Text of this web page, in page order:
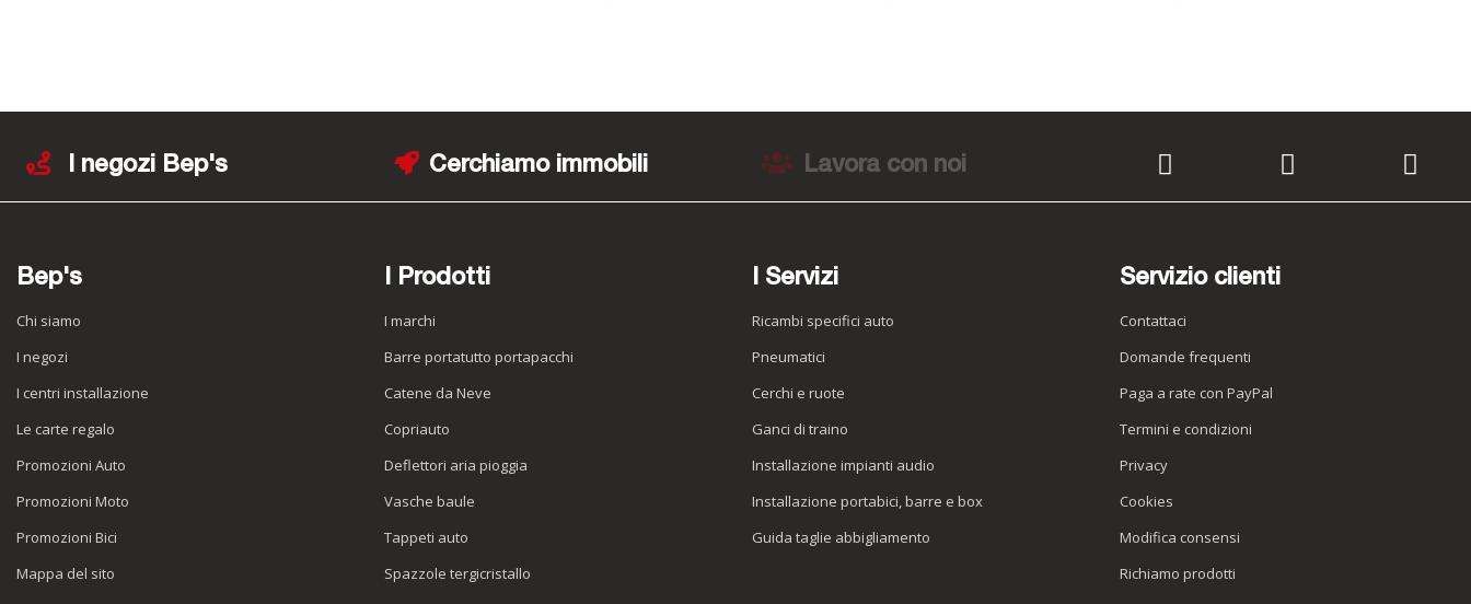
I negozi Bep's Cerchiamo immobili Lavora con noi
Bep's
Chi siamo
I negozi
I centri installazione
Le carte regalo
Promozioni Auto
Promozioni Moto
Promozioni Bici
Mappa del sito
I Prodotti
I marchi
Barre portatutto portapacchi
Catene da Neve
Copriauto
Deflettori aria pioggia
Vasche baule
Tappeti auto
Spazzole tergicristallo
I Servizi
Ricambi specifici auto
Pneumatici
Cerchi e ruote
Ganci di traino
Installazione impianti audio
Installazione portabici, barre e box
Guida taglie abbigliamento
Servizio clienti
Contattaci
Domande frequenti
Paga a rate con PayPal
Termini e condizioni
Privacy
Cookies
Modifica consensi
Richiamo prodotti